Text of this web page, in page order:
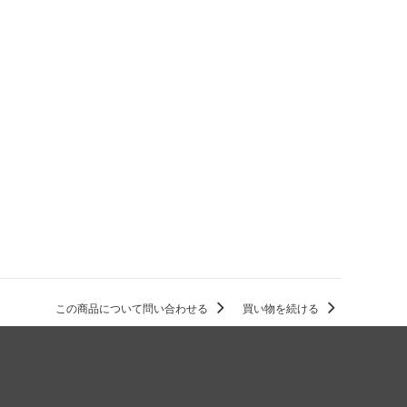
この商品について問い合わせる 買い物を続ける